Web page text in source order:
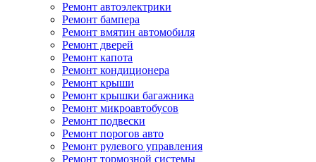
Ремонт автоэлектрики
Ремонт бампера
Ремонт вмятин автомобиля
Ремонт дверей
Ремонт капота
Ремонт кондиционера
Ремонт крыши
Ремонт крышки багажника
Ремонт микроавтобусов
Ремонт подвески
Ремонт порогов авто
Ремонт рулевого управления
Ремонт тормозной системы